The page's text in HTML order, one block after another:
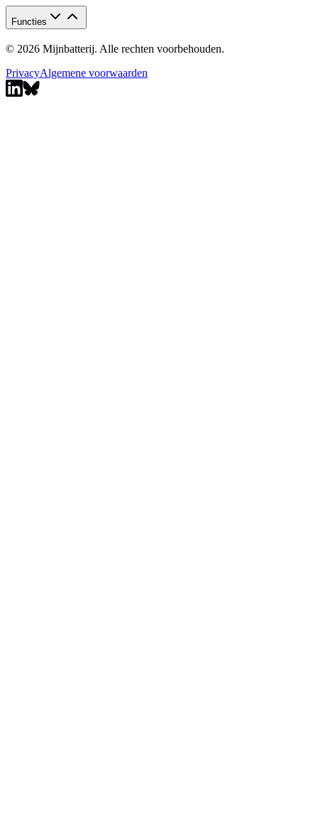
Functies
© 2026 Mijnbatterij. Alle rechten voorbehouden.
PrivacyAlgemene voorwaarden